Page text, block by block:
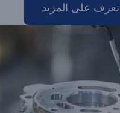
تعرف على المزيد